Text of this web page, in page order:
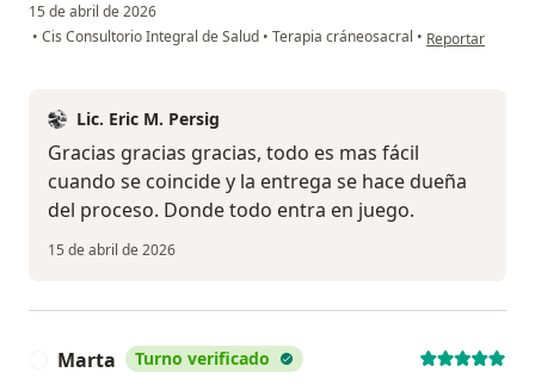
15 de abril de 2026
• Cis Consultorio Integral de Salud • Terapia cráneosacral • en opinión del
Reportar
Lic. Eric M. Persig
Gracias gracias gracias, todo es mas fácil
cuando se coincide y la entrega se hace dueña
del proceso. Donde todo entra en juego.
15 de abril de 2026
Marta Turno verificado